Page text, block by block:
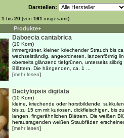
Darstellen:
1 bis 20 (von 161 insgesamt)
Produkte+
Daboecia cantabrica
(10 Korn)
immergrüner, kleiner, kriechender Strauch bis
wechselständig, angeordneten, lanzenförmig
oberseits glänzend tiefgrünen, unterseits silbrig
Blättern. Die hängenden, ca. 1 ...
[mehr lesen]
Dactylopsis digitata
(10 Korn)
kleine, kriechende oder horstbildende,
bis zu 15 cm mit kuriosen, dickfleischigen, bis
langen, fingerähnlichen Blättern. Die weißen
herausragenden weißen Staubfäden
[mehr lesen]